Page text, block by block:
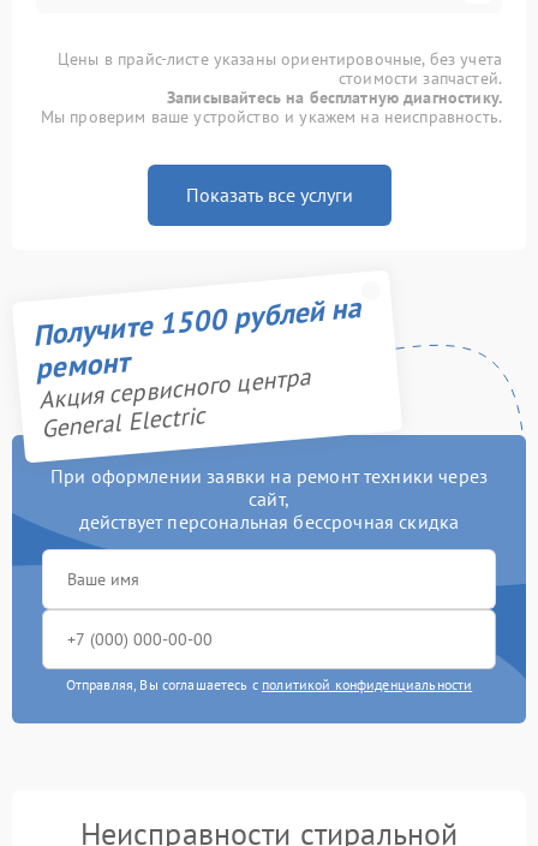
Цены в прайс-листе указаны ориентировочные, без учета
стоимости запчастей.
Записывайтесь на бесплатную диагностику.
Мы проверим ваше устройство и укажем на неисправность.
Показать все услуги
Получите 1500 рублей на
ремонт
Акция сервисного центра
General Electric
При оформлении заявки на ремонт техники через
сайт,
действует персональная бессрочная скидка
Отправляя, Вы соглашаетесь с политикой конфиденциальности
Неисправности стиральной